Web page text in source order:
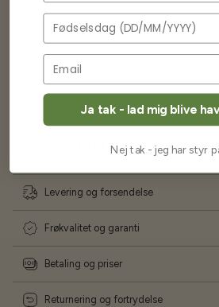
Karsten Larsen
Ofte stillede
Levering og forsendelse
Frøkvalitet og garanti
Betaling og priser
Returnering og fortrydelse
Fødselsdag
Ja tak - lad mig blive
Nej tak - jeg har styr